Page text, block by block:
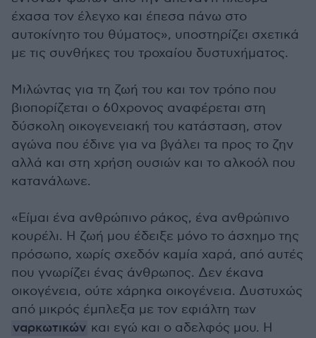
έχασα τον έλεγχο και έπεσα πάνω στο
αυτοκίνητο του θύματος», υποστηρίζει σχετικά
με τις συνθήκες του τροχαίου δυστυχήματος.
Μιλώντας για τη ζωή του και τον τρόπο που
βιοπορίζεται ο 60χρονος αναφέρεται στη
δύσκολη οικογενειακή του κατάσταση, στον
αγώνα που έδινε για να βγάλει τα προς το ζην
αλλά και στη χρήση ουσιών και το αλκοόλ που
κατανάλωνε.
«Είμαι ένα ανθρώπινο ράκος, ένα ανθρώπινο
κουρέλι. Η ζωή μου έδειξε μόνο το άσχημο της
πρόσωπο, χωρίς σχεδόν καμία χαρά, από αυτές
που γνωρίζει ένας άνθρωπος. Δεν έκανα
οικογένεια, ούτε χάρηκα οικογένεια. Δυστυχώς
από μικρός έμπλεξα με τον εφιάλτη των
ναρκωτικών και εγώ και ο αδελφός μου. Η